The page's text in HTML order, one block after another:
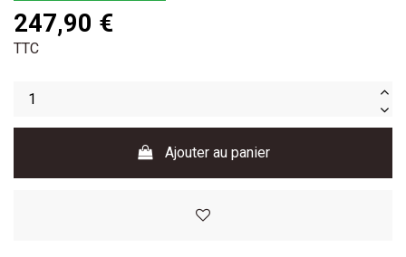
247,90 €
TTC
Ajouter au panier